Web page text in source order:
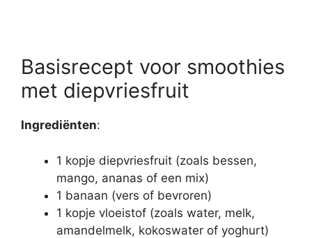
Basisrecept voor smoothies
met diepvriesfruit
Ingrediënten:
1 kopje diepvriesfruit (zoals bessen,
mango, ananas of een mix)
1 banaan (vers of bevroren)
1 kopje vloeistof (zoals water, melk,
amandelmelk, kokoswater of yoghurt)